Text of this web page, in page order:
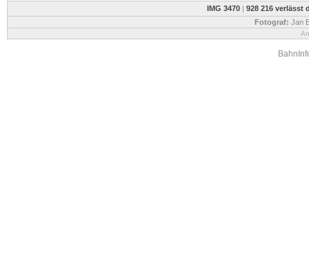
IMG 3470| 928 216 verlässt
Fotograf: Jan